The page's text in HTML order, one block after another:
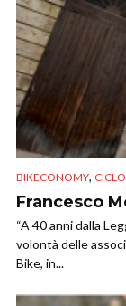
BIKECONOMY,
Francesco
“A 40 anni dalla
volontà delle
Bike, in...